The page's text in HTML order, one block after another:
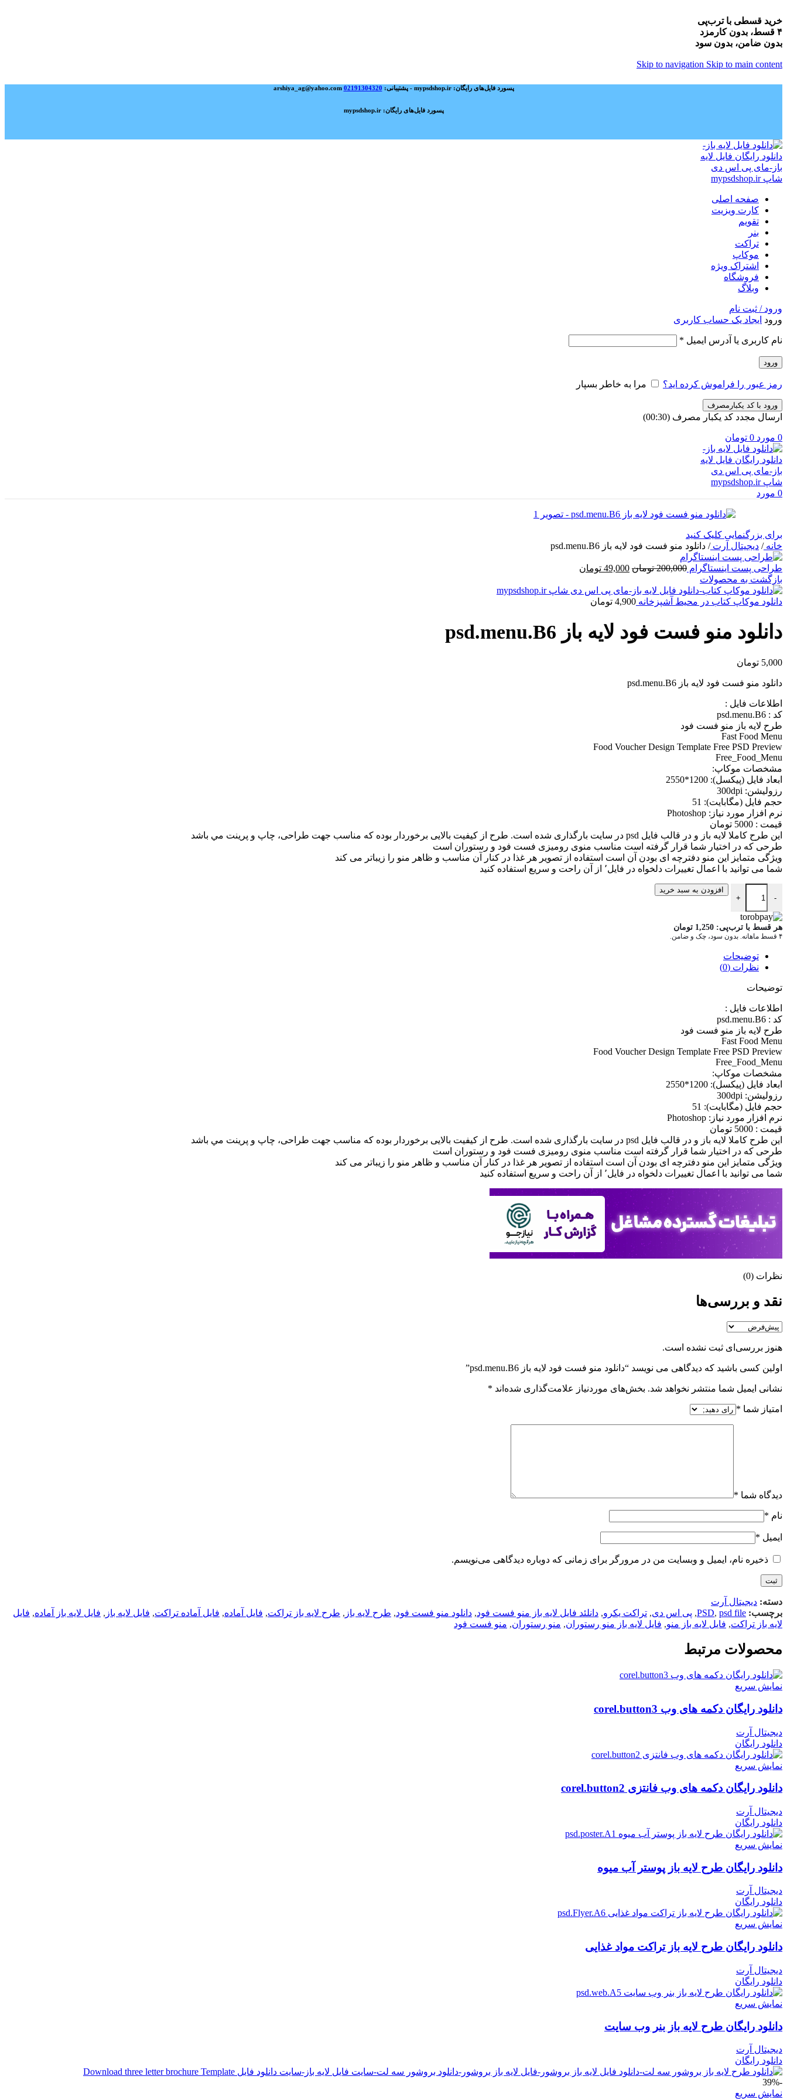
خرید قسطی با ترب‌پی
۴ قسط، بدون کارمزد
بدون ضامن، بدون سود
Skip to navigation Skip to main content
پسورد فایل‌های رایگان: mypsdshop.ir - پشتیبانی: arshiya_ag@yahoo.com 02191304320
پسورد فایل‌های رایگان: mypsdshop.ir
صفحه اصلی
کارت ویزیت
تقویم
بنر
تراکت
موکاپ
اشتراک ویژه
فروشگاه
وبلاگ
ورود / ثبت نام
ورود ایجاد یک حساب کاربری
نام کاربری یا آدرس ایمیل *
ورود
رمز عبور را فراموش کرده اید؟ مرا به خاطر بسپار
ورود با کد یکبارمصرف
ارسال مجدد کد یکبار مصرف (00:
30
)
0 مورد 0 تومان
0 مورد
برای بزرگنمایی کلیک کنید
خانه/ دیجیتال آرت/ دانلود منو فست فود لایه باز psd.menu.B6
طراحی پست اینستاگرام 200,000 تومان قیمت
200,000 تومان
بود.
49,000 تومان
49,000 تومان
بازگشت به محصولات
دانلود موکاپ کتاب در محیط آشپزخانه 4,900 تومان
دانلود منو فست فود لایه باز psd.menu.B6
5,000 تومان
دانلود منو فست فود لایه باز psd.menu.B6
اطلاعات فايل :
کد : psd.menu.B6
طرح لايه باز منو فست فود
Fast Food Menu
Food Voucher Design Template Free PSD Preview
Free_Food_Menu
مشخصات موکاپ:
ابعاد فايل (پيکسل): 1200*2550
رزوليشن: 300dpi
حجم فايل (مگابايت): 51
نرم افزار مورد نياز: Photoshop
قيمت : 5000 تومان
اين طرح کاملا لايه باز و در قالب فايل psd در سايت بارگذاری شده است. طرح از کيفيت بالایی برخوردار بوده که مناسب جهت طراحی، چاپ و پرينت مي باشد
طرحی که در اختیار شما قرار گرفته است مناسب منوی رومیزی فست فود و رستوران است
ویژگی متمایز این منو دفترچه ای بودن آن است استفاده از تصویر هر غذا در کنار آن مناسب و ظاهر منو را زیباتر می کند
شما می توانید با اعمال تغییرات دلخواه در فایل٬ از آن راحت و سریع استفاده کنید
-
دانلود منو فست فود لایه باز psd.menu.B6 عدد
+
افزودن به سبد خرید
هر قسط با ترب‌پی: 1,250 تومان
۴ قسط ماهانه. بدون سود، چک و ضامن.
توضیحات
نظرات (0)
توضیحات
اطلاعات فايل :
کد : psd.menu.B6
طرح لايه باز منو فست فود
Fast Food Menu
Food Voucher Design Template Free PSD Preview
Free_Food_Menu
مشخصات موکاپ:
ابعاد فايل (پيکسل): 1200*2550
رزوليشن: 300dpi
حجم فايل (مگابايت): 51
نرم افزار مورد نياز: Photoshop
قيمت : 5000 تومان
اين طرح کاملا لايه باز و در قالب فايل psd در سايت بارگذاری شده است. طرح از کيفيت بالایی برخوردار بوده که مناسب جهت طراحی، چاپ و پرينت مي باشد
طرحی که در اختیار شما قرار گرفته است مناسب منوی رومیزی فست فود و رستوران است
ویژگی متمایز این منو دفترچه ای بودن آن است استفاده از تصویر هر غذا در کنار آن مناسب و ظاهر منو را زیباتر می کند
شما می توانید با اعمال تغییرات دلخواه در فایل٬ از آن راحت و سریع استفاده کنید
نظرات (0)
نقد و بررسی‌ها
هنوز بررسی‌ای ثبت نشده است.
اولین کسی باشید که دیدگاهی می نویسد “دانلود منو فست فود لایه باز psd.menu.B6”
نشانی ایمیل شما منتشر نخواهد شد. بخش‌های موردنیاز علامت‌گذاری شده‌اند *
امتیاز شما *
دیدگاه شما *
نام *
ایمیل *
ذخیره نام، ایمیل و وبسایت من در مرورگر برای زمانی که دوباره دیدگاهی می‌نویسم.
دسته: دیجیتال آرت
برچسب:
PSD, psd file
, پی اس دی, تراکت یکرو, دانلئد فایل لایه باز منو فست فود, دانلود منو فست فود, طرح لایه باز , طرح لایه باز تراکت, فایل آماده, فایل آماده تراکت, فایل لایه باز , فایل لایه باز آماده, فایل
لایه باز تراکت, فایل لایه باز منو, فایل لایه باز منو رستوران, منو رستوران, منو فست فود
محصولات مرتبط
نمایش سریع
دانلود رایگان دکمه های وب corel.button3
دیجیتال آرت
دانلود رایگان
نمایش سریع
دانلود رایگان دکمه های وب فانتزی corel.button2
دیجیتال آرت
دانلود رایگان
نمایش سریع
دانلود رایگان طرح لايه باز پوستر آب میوه
دیجیتال آرت
دانلود رایگان
نمایش سریع
دانلود رایگان طرح لايه باز تراکت مواد غذایی
دیجیتال آرت
دانلود رایگان
نمایش سریع
دانلود رایگان طرح لایه باز بنر وب سایت
دیجیتال آرت
دانلود رایگان
-39%
نمایش سریع